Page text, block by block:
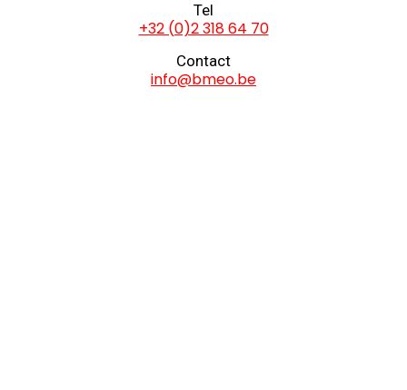
Tel
+32 (0)2 318 64 70
Contact
info@bmeo.be